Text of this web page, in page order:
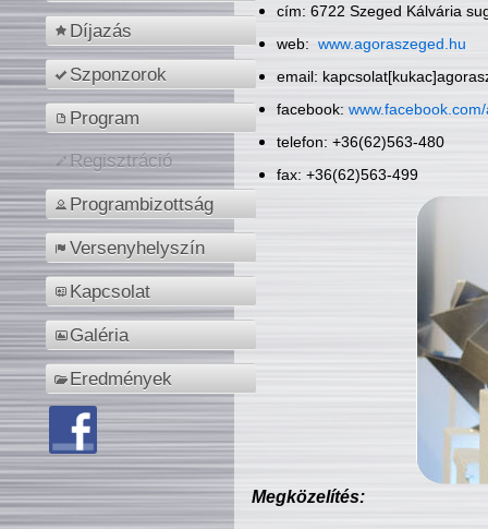
Díjazás
Szponzorok
Program
Regisztráció
Programbizottság
Versenyhelyszín
Kapcsolat
Galéria
Eredmények
cím: 6722 Szeged Kálvária
web: www.agoraszeged.hu
email:
facebook:
telefon: +36(62)563-480
fax: +36(62)563-499
Megközelítés: